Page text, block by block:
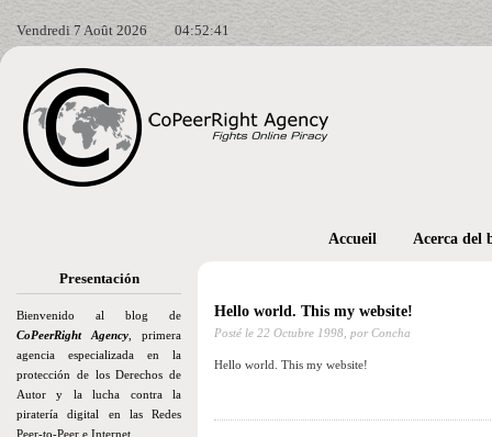
Vendredi 7 Août 2026 04:52:42
Presentación
Bienvenido al blog de
CoPeerRight Agency , primera
agencia especializada en la
protección de los Derechos de
Autor y la lucha contra la
piratería digital en las Redes
Peer-to-Peer e Internet.
Accueil Acerca del
Hello world. This my website!
Posté le 22 Octubre 1998, por Concha
Hello world. This my website!